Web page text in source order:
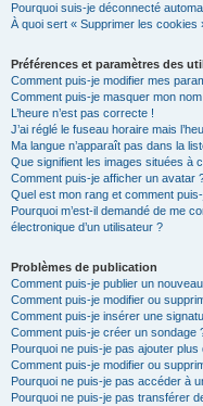
Pourquoi suis-je déconnecté
À quoi sert « Supprimer les cookies
Préférences et paramètres des
Comment puis-je modifier mes
Comment puis-je masquer mon
L’heure n’est pas correcte !
J’ai réglé le fuseau horaire mais
Ma langue n’apparaît pas dans la
Que signifient les images situées à
Comment puis-je afficher un avatar
Quel est mon rang et comment
Pourquoi m’est-il demandé de me
électronique d’un utilisateur ?
Problèmes de publication
Comment puis-je publier un
Comment puis-je modifier ou
Comment puis-je insérer une
Comment puis-je créer un sondage
Pourquoi ne puis-je pas ajouter plus
Comment puis-je modifier ou
Pourquoi ne puis-je pas accéder à
Pourquoi ne puis-je pas transférer